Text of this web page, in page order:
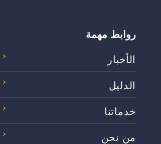
روابط مهمة
الأخبار
الدليل
خدماتنا
من نحن